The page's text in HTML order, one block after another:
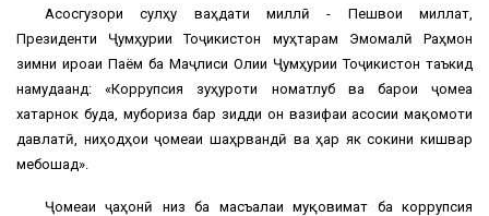
Асосгузори сулҳу ваҳдати миллӣ - Пешвои миллат,
Президенти Ҷумҳурии Тоҷикистон муҳтарам Эмомалӣ Раҳмон
зимни ироаи Паём ба Маҷлиси Олии Ҷумҳурии Тоҷикистон таъкид
намудаанд: «Коррупсия зуҳуроти номатлуб ва барои ҷомеа
хатарнок буда, мубориза бар зидди он вазифаи асосии мақомоти
давлатӣ, ниҳодҳои ҷомеаи шаҳрвандӣ ва ҳар як сокини кишвар
мебошад».
Ҷомеаи ҷаҳонӣ низ ба масъалаи муқовимат ба коррупсия